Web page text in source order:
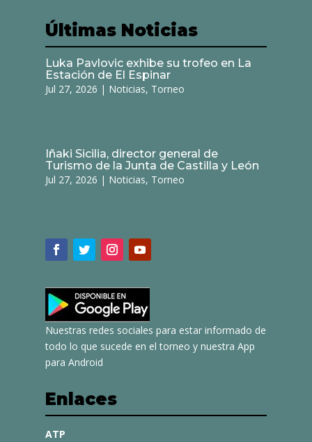
Últimas Noticias
Luka Pavlovic exhibe su trofeo en La
Estación de El Espinar
Jul 27, 2026 | Noticias, Torneo
Iñaki Sicilia, director general de
Turismo de la Junta de Castilla y León
Jul 27, 2026 | Noticias, Torneo
Nuestras redes sociales para estar informado de
todo lo que sucede en el torneo y nuestra App
para Android
Enlaces
ATP